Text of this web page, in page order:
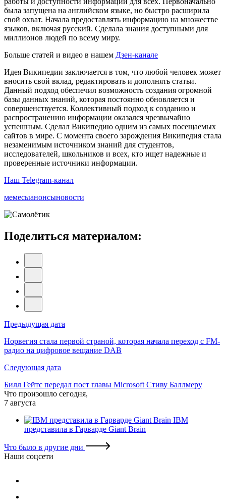
была запущена на английском языке, но быстро расширила
свой охват. Начала предоставлять информацию на множестве
языков, включая русский. Сделала знания доступными для
миллионов людей по всему миру.
Больше статей и видео в нашем Дзен-канале
Идея Википедии заключается в том, что любой человек может
вносить свой вклад, редактировать и дополнять статьи.
Данный подход обеспечил возможность создания огромной
базы данных знаний, которая постоянно обновляется и
совершенствуется. Коллективный подход к созданию и
распространению информации оказался чрезвычайно
успешным. Сделал Википедию одним из самых посещаемых
сайтов в мире. С момента своего зарождения Википедия стала
незаменимым источником знаний для студентов,
исследователей, школьников и всех, кто ищет надежные и
проверенные источники информации.
Наш Telegram-канал
мемесыанонсыновости
Поделиться материалом:
Навигация
по
записям
Предыдущая дата
Норвегия стала первой страной, которая начала переход с FM-
радио на цифровое вещание DAB
Следующая дата
Билл Гейтс передал пост главы Microsoft Стиву Баллмеру
Что произошло сегодня,
7 августа
IBM
представила в Гарварде Giant Brain
Что было в другие дни
Наши соцсети